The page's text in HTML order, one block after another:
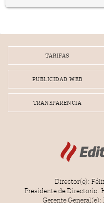
TARIFAS
PUBLICIDAD WEB
TRANSPARENCIA
Director(e):
Presidente de Directorio:
Gerente